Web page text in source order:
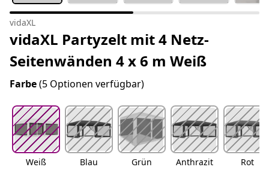
vidaXL
vidaXL Partyzelt mit 4 Netz-
Seitenwänden 4 x 6 m Weiß
Farbe(5 Optionen verfügbar)
Weiß Blau Grün Anthrazit Rot